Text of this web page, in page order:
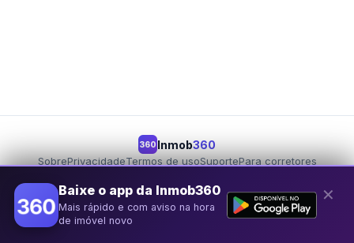
360 Inmob360
SobrePrivacidadeTermos de usoSuportePara corretores
Baixe o app da Inmob360
Mais rápido e com aviso na hora
de imóvel novo
✕